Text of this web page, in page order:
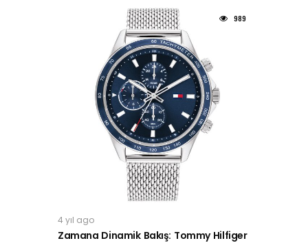
989
4 yıl ago
Zamana Dinamik Bakış: Tommy Hilfiger